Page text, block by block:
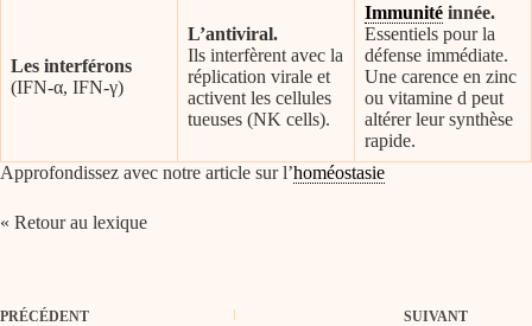
Les interférons
(IFN-α, IFN-γ)
L’antiviral.
Ils interfèrent avec la
réplication virale et
activent les cellules
tueuses (NK cells).
Immunité innée.
Essentiels pour la
défense immédiate.
Une carence en zinc
ou vitamine d peut
altérer leur synthèse
rapide.
Approfondissez avec notre article sur l’homéostasie
« Retour au lexique
PRÉCÉDENT SUIVANT